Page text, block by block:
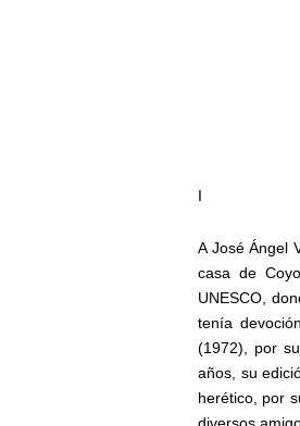
I
A José Ángel
casa de
UNESCO,
tenía
(1972),
por
años, su
herético, por